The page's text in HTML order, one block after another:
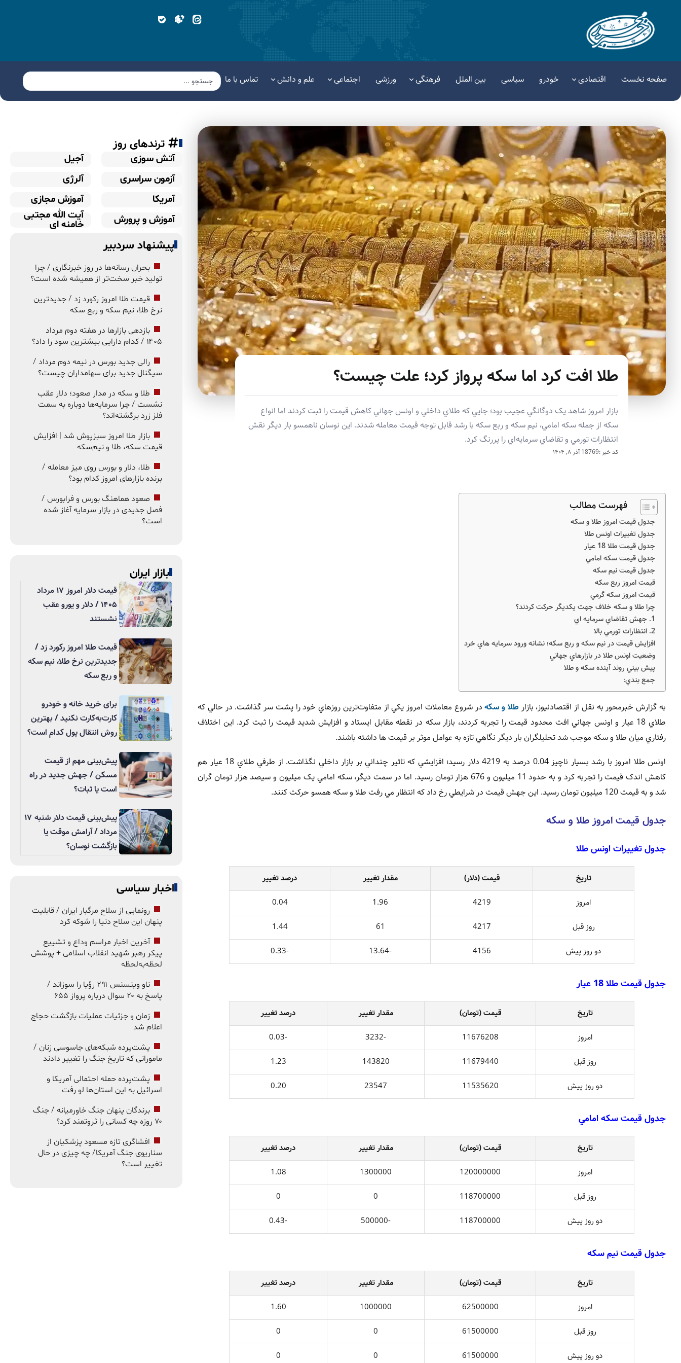
صفحه نخست اقتصادی خودرو سیاسی بین الملل فرهنگی ورزشی اجتماعی علم و دانش تماس با ما
طلا افت کرد اما سکه پرواز کرد؛ علت چيست؟
بازار امروز شاهد يک دوگانگي عجيب بود؛ جايي که طلاي داخلي و اونس جهاني کاهش قيمت را ثبت کردند اما انواع
سکه از جمله سکه امامي، نيم سکه و ربع سکه با رشد قابل توجه قيمت معامله شدند. اين نوسان ناهمسو بار ديگر نقش
انتظارات تورمي و تقاضاي سرمايه‌اي را پررنگ کرد.
کد خبر :18769 آذر ۸, ۱۴۰۴
فهرست مطالب
جدول قيمت امروز طلا و سکه
جدول تغييرات اونس طلا
جدول قيمت طلا 18 عيار
جدول قيمت سکه امامي
جدول قيمت نيم سکه
قيمت امروز ربع سکه
قيمت امروز سکه گرمي
چرا طلا و سکه خلاف جهت يکديگر حرکت کردند؟
1. جهش تقاضاي سرمايه اي
2. انتظارات تورمي بالا
افزايش قيمت در نيم سکه و ربع سکه؛ نشانه ورود سرمايه هاي خرد
وضعيت اونس طلا در بازارهاي جهاني
پيش بيني روند آينده سکه و طلا
جمع بندي:
به گزارش خبرمحور به نقل از اقتصادنیوز، بازار طلا و سکهدر شروع معاملات امروز يکي از متفاوت‌ترين روزهاي خود را پشت سر گذاشت. در حالي که
طلاي 18 عيار و اونس جهاني افت محدود قيمت را تجربه کردند، بازار سکه در نقطه مقابل ايستاد و افزايش شديد قيمت را ثبت کرد. اين اختلاف
رفتاري ميان طلا و سکه موجب شد تحليلگران بار ديگر نگاهي تازه به عوامل موثر بر قيمت ها داشته باشند.
اونس طلا امروز با رشد بسيار ناچيز 0.04 درصد به 4219 دلار رسيد؛ افزايشي که تاثير چنداني بر بازار داخلي نگذاشت. از طرفي طلاي 18 عيار هم
کاهش اندک قيمت را تجربه کرد و به حدود 11 ميليون و 676 هزار تومان رسيد. اما در سمت ديگر، سکه امامي يک ميليون و سيصد هزار تومان گران
شد و به قيمت 120 ميليون تومان رسيد. اين جهش قيمت در شرايطي رخ داد که انتظار مي رفت طلا و سکه همسو حرکت کنند.
جدول قيمت امروز طلا و سکه
جدول تغييرات اونس طلا
تاريخ قيمت (دلار) مقدار تغيير
درصد تغيير
امروز
4219
1.96
0.04
روز قبل
4217
61
1.44
دو روز پيش
4156
-13.64
-0.33
جدول قيمت طلا 18 عيار
تاريخ قيمت (تومان) مقدار تغيير
درصد تغيير
امروز
11676208
-3232
-0.03
روز قبل
11679440
143820
1.23
دو روز پيش
11535620
23547
0.20
جدول قيمت سکه امامي
تاريخ قيمت (تومان) مقدار تغيير
درصد تغيير
امروز
120000000
1300000
1.08
روز قبل
118700000
0
0
دو روز پيش
118700000
-500000
-0.43
جدول قيمت نيم سکه
تاريخ قيمت (تومان) مقدار تغيير
درصد تغيير
امروز
62500000
1000000
1.60
روز قبل
61500000
0
0
دو روز پيش
61500000
0
0
ترندهای روز
آتش سوزی
آجیل
آزمون سراسری
آلرژی
آمریکا
آموزش مجازی
آموزش و پرورش
آیت الله مجتبی
خامنه ای
پیشنهاد سردبیر
بحران رسانه‌ها در روز خبرنگاری / چرا
تولید خبر سخت‌تر از همیشه شده است؟
قیمت طلا امروز رکورد زد / جدیدترین
نرخ طلا، نیم سکه و ربع سکه
بازدهی بازارها در هفته دوم مرداد
۱۴۰۵ / کدام دارایی بیشترین سود را داد؟
رالی جدید بورس در نیمه دوم مرداد /
سیگنال جدید برای سهامداران چیست؟
طلا و سکه در مدار صعود؛ دلار عقب
نشست / چرا سرمایه‌ها دوباره به سمت
فلز زرد برگشته‌اند؟
بازار طلا امروز سبزپوش شد | افزایش
قیمت سکه، طلا و نیم‌سکه
طلا، دلار و بورس روی میز معامله /
برنده بازارهای امروز کدام بود؟
صعود هماهنگ بورس و فرابورس /
فصل جدیدی در بازار سرمایه آغاز شده
است؟
بازار ایران
قیمت دلار امروز ۱۷ مرداد
۱۴۰۵ / دلار و یورو عقب
نشستند
قیمت طلا امروز رکورد زد /
جدیدترین نرخ طلا، نیم سکه
و ربع سکه
برای خرید خانه و خودرو
کارت‌به‌کارت نکنید / بهترین
روش انتقال پول کدام است؟
پیش‌بینی مهم از قیمت
مسکن / جهش جدید در راه
است یا ثبات؟
پیش‌بینی قیمت دلار شنبه ۱۷
مرداد / آرامش موقت یا
بازگشت نوسان؟
اخبار سیاسی
رونمایی از سلاح مرگبار ایران / قابلیت
پنهان این سلاح دنیا را شوکه کرد
آخرین اخبار مراسم وداع و تشییع
پیکر رهبر شهید انقلاب اسلامی + پوشش
لحظه‌به‌لحظه
ناو وینسنس ۲۹۱ رؤیا را سوزاند /
پاسخ به ۲۰ سوال درباره پرواز ۶۵۵
زمان و جزئیات عملیات بازگشت حجاج
اعلام شد
پشت‌پرده شبکه‌های جاسوسی زنان /
مامورانی که تاریخ جنگ را تغییر دادند
پشت‌پرده حمله احتمالی آمریکا و
اسرائیل به این استان‌ها لو رفت
برندگان پنهان جنگ خاورمیانه / جنگ
۷۰ روزه چه کسانی را ثروتمند کرد؟
افشاگری تازه مسعود پزشکیان از
سناریوی جنگ آمریکا/ چه چیزی در حال
تغییر است؟